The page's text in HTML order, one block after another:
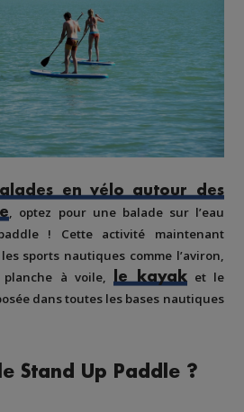
en vélo autour des
, optez pour une balade sur l’eau
! Cette activité maintenant
sports nautiques comme l’aviron,
à voile,
le kayaket le
dans toutes les bases nautiques
Stand Up Paddle ?